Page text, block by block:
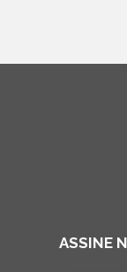
ASSINE